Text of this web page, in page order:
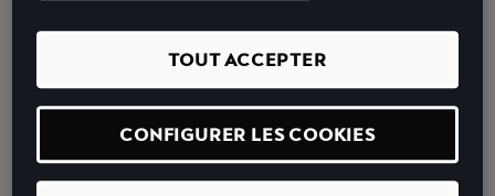
Téléphone*
Ce champ doit contenir 10 chiffres
Envisagez-vous de faire financer votre prochain véhicule ?
TOUT ACCEPTER
CONFIGURER LES COOKIES